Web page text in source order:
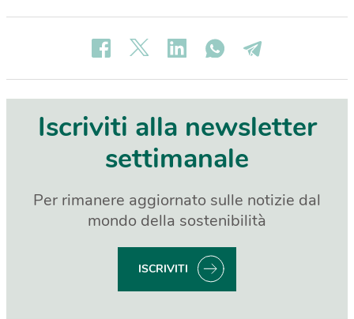
Iscriviti alla newsletter
settimanale
Per rimanere aggiornato sulle notizie dal
mondo della sostenibilità
ISCRIVITI